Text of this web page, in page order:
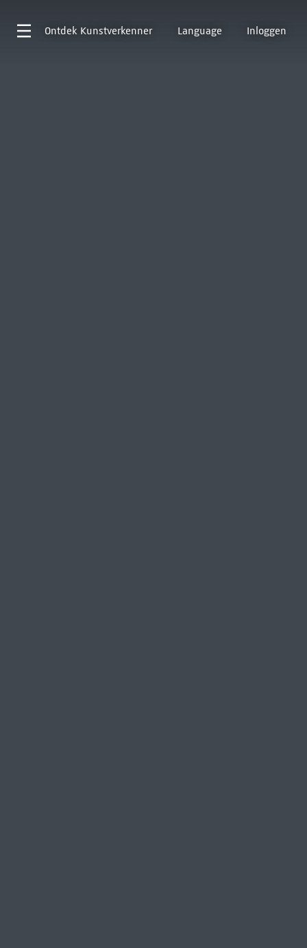
Ontdek Kunstverkenner Language Inloggen